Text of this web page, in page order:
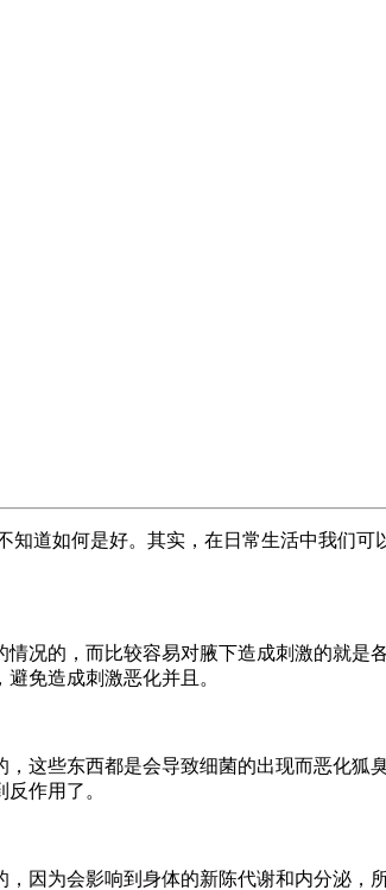
道如何是好。其实，在日常生活中我们可
的，而比较容易对腋下造成刺激的就是
免造成刺激恶化并且。
些东西都是会导致细菌的出现而恶化狐
作用了。
为会影响到身体的新陈代谢和内分泌，